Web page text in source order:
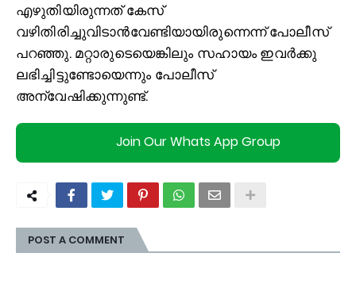
എഴുതിയിരുന്നത് കേസ്
വഴിതിരിച്ചുവിടാന്‍വേണ്ടിയായിരുന്നെന്ന് പോലീസ്
പറഞ്ഞു. മറ്റാരുടെയെങ്കിലും സഹായം ഇവര്‍ക്കു
ലഭിച്ചിട്ടുണ്ടോയെന്നും പോലീസ്
അന്വേഷിക്കുന്നുണ്ട്.
Join Our Whats App Group
POST A COMMENT